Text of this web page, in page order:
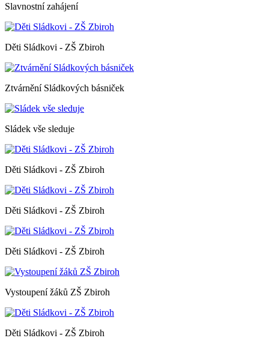
Slavnostní zahájení
Děti Sládkovi - ZŠ Zbiroh
Ztvárnění Sládkových básniček
Sládek vše sleduje
Děti Sládkovi - ZŠ Zbiroh
Děti Sládkovi - ZŠ Zbiroh
Děti Sládkovi - ZŠ Zbiroh
Vystoupení žáků ZŠ Zbiroh
Děti Sládkovi - ZŠ Zbiroh